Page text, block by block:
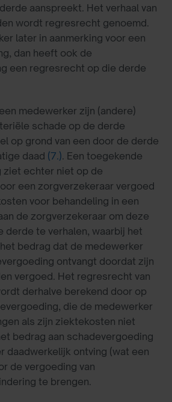
aanspreekt. Het verhaal van
wordt regresrecht genoemd.
later in aanmerking voor een
dan heeft ook de
een regresrecht op die derde
medewerker zijn (andere)
schade op de derde
op grond van een door de derde
daad (7.). Een toegekende
ziet echter niet op de
een zorgverzekeraar vergoed
voor behandeling in een
de zorgverzekeraar om deze
derde te verhalen, waarbij het
bedrag dat de medewerker
ontvangt doordat zijn
vergoed. Het regresrecht van
derhalve berekend door op
die de medewerker
als zijn ziektekosten niet
bedrag aan schadevergoeding
daadwerkelijk ontving (wat een
de vergoeding van
te brengen.